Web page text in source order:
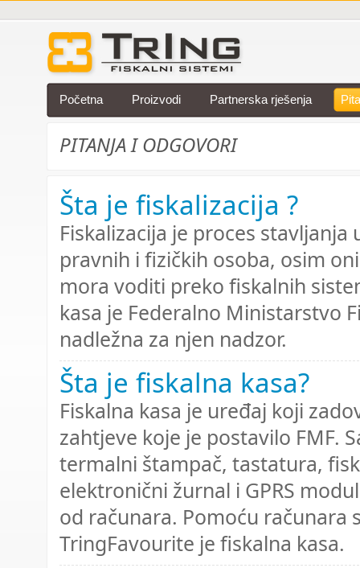
Početna Proizvodi Partnerska rješenja
PITANJA I ODGOVORI
Šta je fiskalizacija ?
Fiskalizacija je proces
pravnih i fizičkih osoba, osim
mora voditi preko fiskalnih
kasa je Federalno Ministarstvo
nadležna za njen nadzor.
Šta je fiskalna kasa?
Fiskalna kasa je uređaj koji
zahtjeve koje je postavilo FMF.
termalni štampač, tastatura,
elektronični žurnal i GPRS
od računara. Pomoću
TringFavourite je fiskalna kasa.